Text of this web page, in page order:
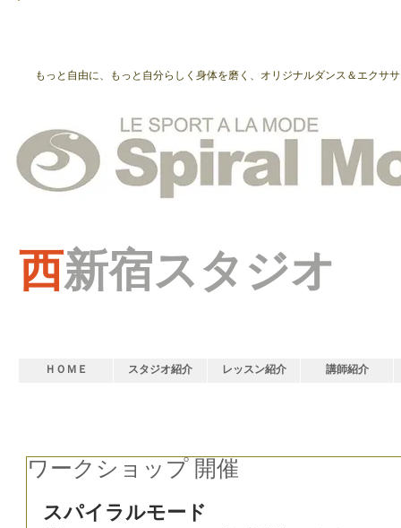
もっと自由に、もっと自分らしく身体を磨く、オリジナルダンス＆エクサ
西新宿スタジオ
ＨＯＭＥ スタジオ紹介 レッスン紹介 講師紹介
ワークショップ 開催
スパイラルモード